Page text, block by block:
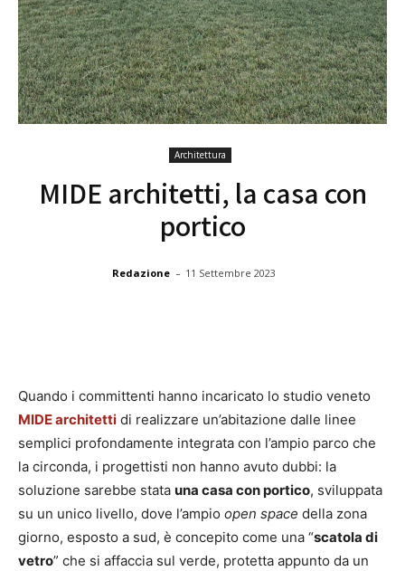
Architettura
MIDE architetti, la casa con
portico
Redazione - 11 Settembre 2023
Quando i committenti hanno incaricato lo studio veneto
MIDE architetti di realizzare un’abitazione dalle linee
semplici profondamente integrata con l’ampio parco che
la circonda, i progettisti non hanno avuto dubbi: la
soluzione sarebbe stata una casa con portico, sviluppata
su un unico livello, dove l’ampio open space della zona
giorno, esposto a sud, è concepito come una “scatola di
vetro” che si affaccia sul verde, protetta appunto da un